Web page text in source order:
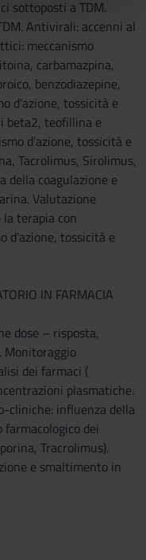
combinarle
loro o che hanno
sottoposti a TDM.
Antivirali: accenni al
meccanismo
carbamazpina,
benzodiazepine,
d’azione, tossicità e
beta2, teofillina e
d’azione, tossicità e
Tacrolimus, Sirolimus,
della coagulazione e
Valutazione
terapia con
d’azione, tossicità e
IN FARMACIA
dose – risposta,
Monitoraggio
dei farmaci (
plasmatiche.
cliniche: influenza della
dei
Tracrolimus).
e smaltimento in